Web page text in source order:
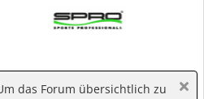
das Forum übersichtlich zu